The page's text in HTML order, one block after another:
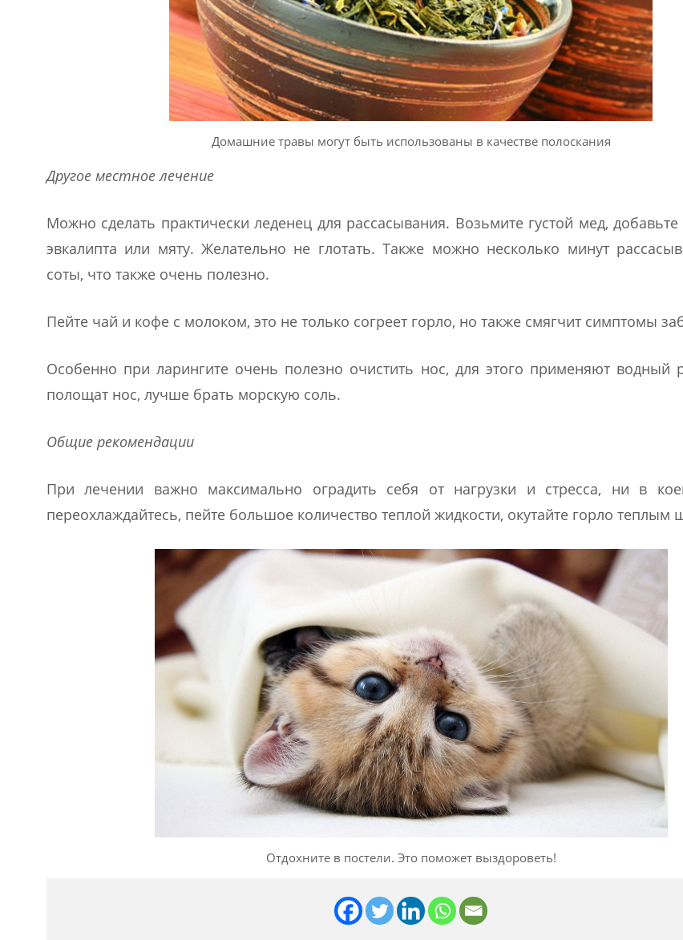
Домашние травы могут быть использованы в качестве полоскания
Другое местное лечение
Можно сделать практически леденец для рассасывания. Возьмите густой мед,
эвкалипта или мяту. Желательно не глотать. Также можно несколько минут
соты, что также очень полезно.
Пейте чай и кофе с молоком, это не только согреет горло, но также смягчит симптомы
Особенно при ларингите очень полезно очистить нос, для этого применяют водный
полощат нос, лучше брать морскую соль.
Общие рекомендации
При лечении важно максимально оградить себя от нагрузки и стресса, ни в
переохлаждайтесь, пейте большое количество теплой жидкости, окутайте горло
Отдохните в постели. Это поможет выздороветь!